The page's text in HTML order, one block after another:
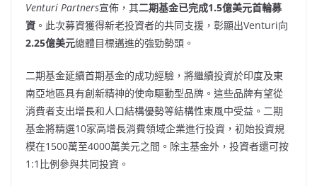
Venturi Partners宣佈，其二期基金已完成1.5億美元首輪募
資 。此次募資獲得新老投資者的共同支援，彰顯出Venturi向
2.25億美元總體目標邁進的強勁勢頭。
二期基金延續首期基金的成功經驗，將繼續投資於印度及東
南亞地區具有創新精神的使命驅動型品牌。這些品牌有望從
消費者支出增長和人口結構優勢等結構性東風中受益。二期
基金將精選10家高增長消費領域企業進行投資，初始投資規
模在1500萬至4000萬美元之間。除主基金外，投資者還可按
1:1比例參與共同投資。